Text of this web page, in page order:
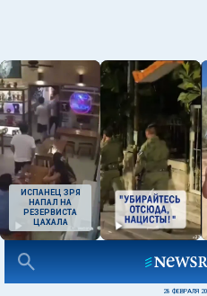
ИСПАНЕЦ ЗРЯ
НАПАЛ НА
РЕЗЕРВИСТА
ЦАХАЛА
28 ФЕВРАЛЯ